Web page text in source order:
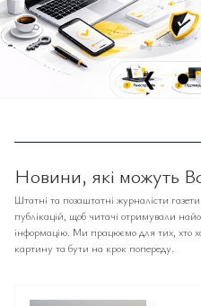
❮
Новини, які можуть
Штатні та позаштатні журналісти
публікацій, щоб читачі отримували
інформацію. Ми працюємо для тих, хто
картину та бути на крок попереду.